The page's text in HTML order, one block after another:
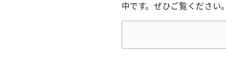
中です。ぜひご覧ください